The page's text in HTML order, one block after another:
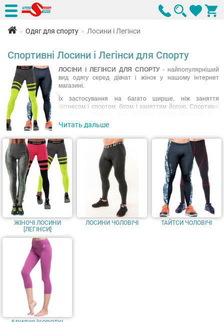
Одяг для спорту Лосини і Легінси
Спортивні Лосини і Легінси для Спорту
ЛОСІНИ і ЛЕГІНСИ ДЛЯ СПОРТУ- найпопулярніший
вид одягу серед дівчат і жінок у нашому інтернет
магазині.
Їх застосування на багато ширше, ніж заняття
фітнесом і спортом, бігом і заняттям йогою. Спортивні
повсякденному житті, як кежуал елемент гардеробу.
кольорової гамми, СПОРТИВНІ ЛОСИНИ знайдуть свою
володарку, ефектно виділивши з натовпу.
Читати повністю
Читать дальше
ЖІНОЧІ ЛОСИНИ
[ЛЕГІНСИ]
ЛОСИНИ ЧОЛОВІЧІ ТАЙТСИ ЧОЛОВІЧІ